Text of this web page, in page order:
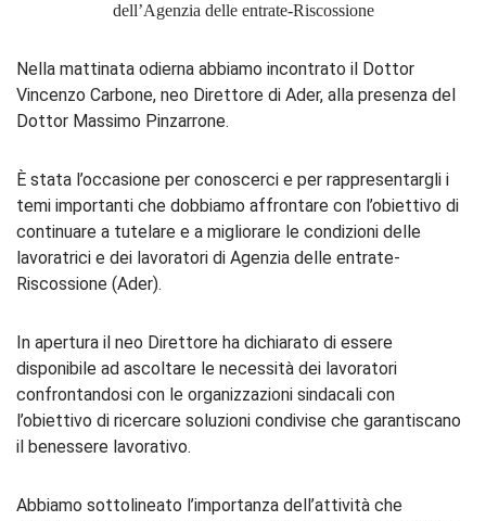
dell’Agenzia delle entrate-Riscossione
Nella mattinata odierna abbiamo incontrato il Dottor
Vincenzo Carbone, neo Direttore di Ader, alla presenza del
Dottor Massimo Pinzarrone.
È stata l’occasione per conoscerci e per rappresentargli i
temi importanti che dobbiamo affrontare con l’obiettivo di
continuare a tutelare e a migliorare le condizioni delle
lavoratrici e dei lavoratori di Agenzia delle entrate-
Riscossione (Ader).
In apertura il neo Direttore ha dichiarato di essere
disponibile ad ascoltare le necessità dei lavoratori
confrontandosi con le organizzazioni sindacali con
l’obiettivo di ricercare soluzioni condivise che garantiscano
il benessere lavorativo.
Abbiamo sottolineato l’importanza dell’attività che